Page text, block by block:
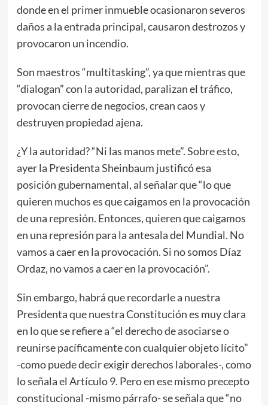
donde en el primer inmueble ocasionaron severos
daños a la entrada principal, causaron destrozos y
provocaron un incendio.
Son maestros “multitasking”, ya que mientras que
“dialogan” con la autoridad, paralizan el tráfico,
provocan cierre de negocios, crean caos y
destruyen propiedad ajena.
¿Y la autoridad? “Ni las manos mete”. Sobre esto,
ayer la Presidenta Sheinbaum justificó esa
posición gubernamental, al señalar que “lo que
quieren muchos es que caigamos en la provocación
de una represión. Entonces, quieren que caigamos
en una represión para la antesala del Mundial. No
vamos a caer en la provocación. Si no somos Díaz
Ordaz, no vamos a caer en la provocación”.
Sin embargo, habrá que recordarle a nuestra
Presidenta que nuestra Constitución es muy clara
en lo que se refiere a “el derecho de asociarse o
reunirse pacíficamente con cualquier objeto lícito”
-como puede decir exigir derechos laborales-, como
lo señala el Artículo 9. Pero en ese mismo precepto
constitucional -mismo párrafo- se señala que “no